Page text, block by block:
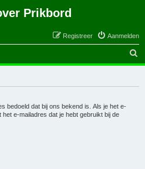
Prikbord
Aanmelden
Registreer
o
bedoeld dat bij ons bekend is. Als je het e-
e-mailadres dat je hebt gebruikt bij de